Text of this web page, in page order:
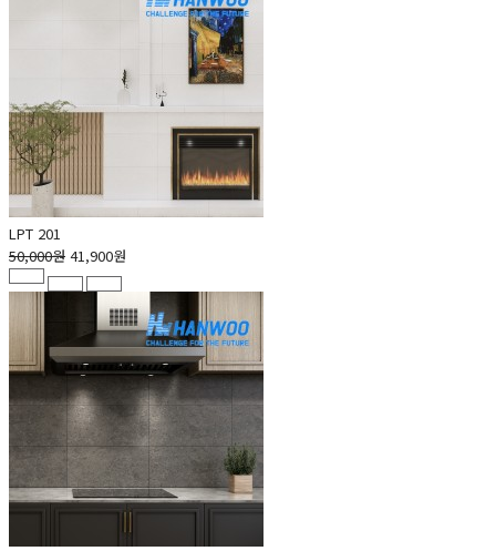
LPT 201
50,000원 41,900원